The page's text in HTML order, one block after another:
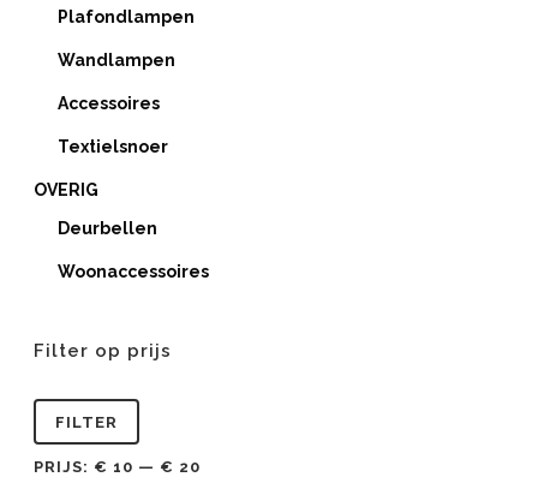
Plafondlampen
Wandlampen
Accessoires
Textielsnoer
OVERIG
Deurbellen
Woonaccessoires
Filter op prijs
Min.
prijs
Max.
prijs
FILTER
PRIJS: € 10 — € 20